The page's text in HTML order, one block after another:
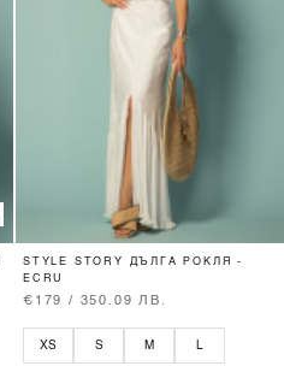
STYLE STORY ДЪЛГА РОКЛЯ -
ECRU
€179 / 350.09 ЛВ.
XS S M